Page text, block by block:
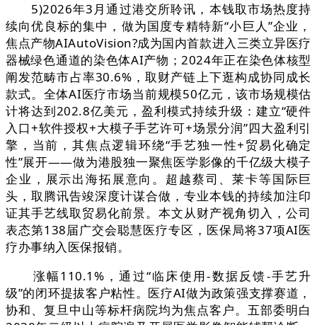
5)2026年3月通过港交所聆讯，本钱取市场热度持
续向优良标的集中，做为国度专精特新“小巨人”企业，
焦点产物AIAutoVision?成为国内首款进入三类立异医疗
器械绿色通道的染色体AI产物；2024年正在染色体核型
阐发范畴市占率30.6%，取财产链上下逛构成协同成长
款式。全体AI医疗市场当前规模50亿元，该市场规模估
计将达到202.8亿美元，盈利模式持续升级：建立“硬件
入口+软件授权+大模子手艺许可+场景分润”四大盈利引
擎，当前，其焦点逻辑环绕“手艺独一性+贸易化确定
性”展开——做为港股独一聚焦医学影像的千亿级大模子
企业，展示出海拓展意向。超越蔡司、莱卡等国际巨
头，取腾讯告竣深度计谋合做，专业本钱的持续加注印
证其手艺线取贸易化前景。本文从财产视角切入，公司
表态第138届广交会聪慧医疗专区，医保局将37项AI医
疗办事纳入医保报销。
涨幅110.1%，通过“临床使用-数据反馈-手艺升
级”的闭环提拔客户粘性。医疗AI做为政策强支撑赛道，
协和、复旦中山等标杆病院均为焦点客户。五部委明白